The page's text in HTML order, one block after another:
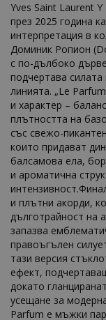
Yves Saint Laurent
през 2025 година
интерпретация в
Доминик Ропион
с по-дълбоко
подчертава
линията. „Le
и характер –
плътността на
със свежо-
които придават
балсамова ела,
и ароматична
и плътни акорди,
дълготрайност на
запазва
правоъгълен
тази версия
ефект,
докато
усещане за
Parfum е мъжки